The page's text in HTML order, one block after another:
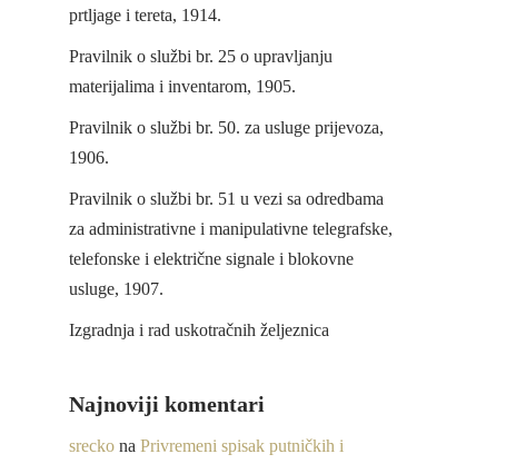
prtljage i tereta, 1914.
Pravilnik o službi br. 25 o upravljanju
materijalima i inventarom, 1905.
Pravilnik o službi br. 50. za usluge prijevoza,
1906.
Pravilnik o službi br. 51 u vezi sa odredbama
za administrativne i manipulativne telegrafske,
telefonske i električne signale i blokovne
usluge, 1907.
Izgradnja i rad uskotračnih željeznica
Najnoviji komentari
srecko na Privremeni spisak putničkih i